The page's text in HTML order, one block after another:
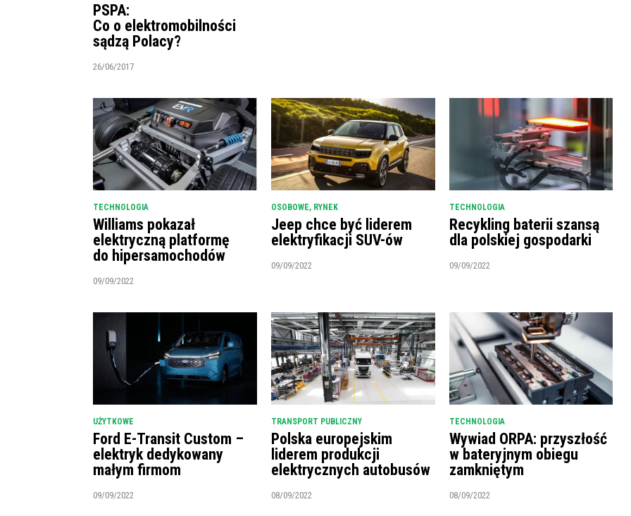
PSPA:
Co o elektromobilności
sądzą Polacy?
26/06/2017
TECHNOLOGIA
Williams pokazał
elektryczną platformę
do hipersamochodów
09/09/2022
OSOBOWE, RYNEK
Jeep chce być liderem
elektryfikacji SUV-ów
09/09/2022
TECHNOLOGIA
Recykling baterii szansą
dla polskiej gospodarki
09/09/2022
UŻYTKOWE
Ford E-Transit Custom –
elektryk dedykowany
małym firmom
09/09/2022
TRANSPORT PUBLICZNY
Polska europejskim
liderem produkcji
elektrycznych autobusów
08/09/2022
TECHNOLOGIA
Wywiad ORPA: przyszłość
w bateryjnym obiegu
zamkniętym
08/09/2022